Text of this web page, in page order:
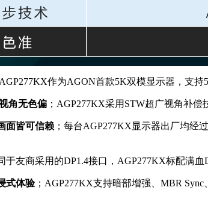
AGP277KX作为AGON首款5K双模显示器，支
角无色偏 ；AGP277KX采用STW超广视角补
面皆可信赖 ；每台AGP277KX显示器出厂均经
于友商采用的DP1.4接口，AGP277KX标配满
式体验；AGP277KX支持暗部增强、MBR